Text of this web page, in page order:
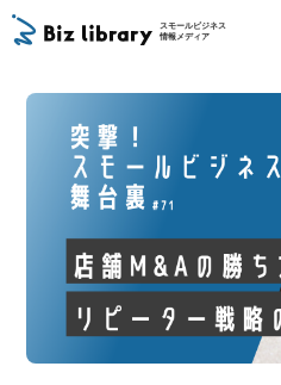
スモールビジネス
情報メディア